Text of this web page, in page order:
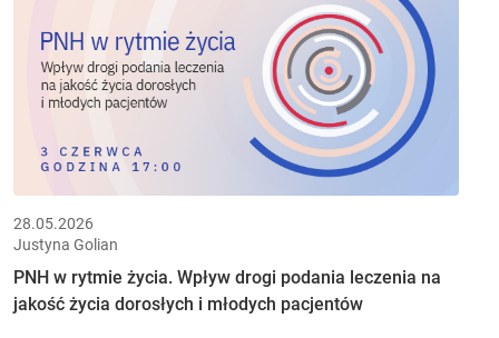
28.05.2026
Justyna Golian
PNH w rytmie życia. Wpływ drogi podania leczenia na
jakość życia dorosłych i młodych pacjentów